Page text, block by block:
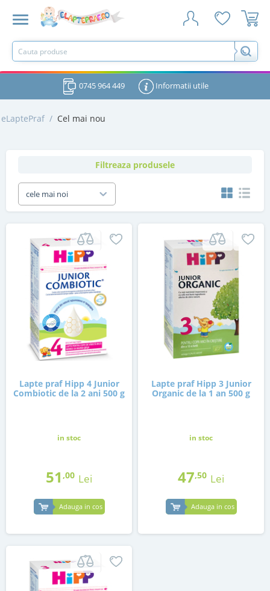
0745 964 449 Informatii utile
eLaptePraf / Cel mai nou
Filtreaza produsele
cele mai noi
Lapte praf Hipp 4 Junior
Combiotic de la 2 ani 500 g
in stoc
51 ,00 Lei
Adauga in cos
Lapte praf Hipp 3 Junior
Organic de la 1 an 500 g
in stoc
47,50 Lei
Adauga in cos